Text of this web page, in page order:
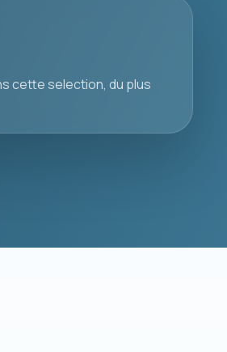
cette selection, du plus